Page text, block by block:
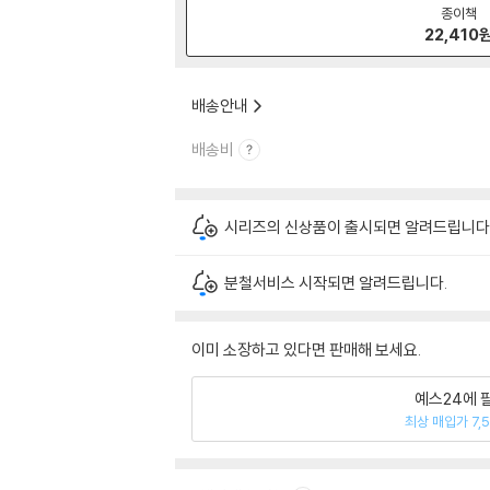
종이책
22,410
배송안내
배송비
시리즈의 신상품이 출시되면 알려드립니
분철서비스 시작되면 알려드립니다.
이미 소장하고 있다면 판매해 보세요.
예스24에
최상 매입가